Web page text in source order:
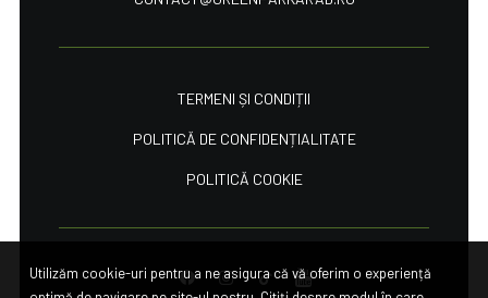
TERMENI ȘI CONDIȚII
POLITICĂ DE CONFIDENȚIALITATE
POLITICĂ COOKIE
Utilizăm cookie-uri pentru a ne asigura că vă oferim o experiență